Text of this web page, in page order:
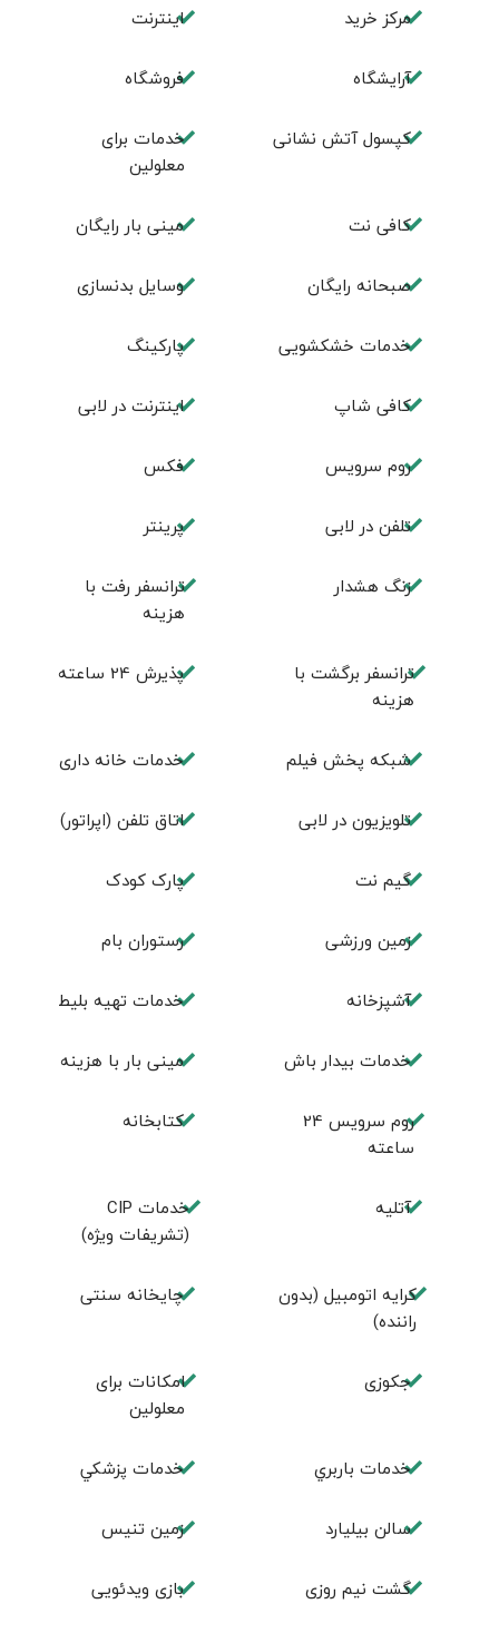
مرکز خرید اینترنت
آرایشگاه فروشگاه
کپسول آتش نشانی
خدمات برای
معلولین
کافی نت مینی بار رایگان
صبحانه رایگان وسایل بدنسازی
خدمات خشکشویی پاركينگ
كافی شاپ اينترنت در لابی
روم سرويس فكس
تلفن در لابی پرینتر
زنگ هشدار
ترانسفر رفت با
هزینه
ترانسفر برگشت با
هزینه
پذیرش 24 ساعته
شبکه پخش فیلم خدمات خانه داری
تلویزیون در لابی اتاق تلفن (اپراتور)
گیم نت پارک کودک
زمین ورزشی رستوران بام
آشپزخانه خدمات تهيه بليط
خدمات بیدار باش مینی بار با هزینه
روم سرويس 24
ساعته
كتابخانه
آتلیه
خدمات CIP
(تشریفات ویژه)
کرایه اتومبیل (بدون
راننده)
چايخانه سنتی
جكوزی
امكانات برای
معلولين
خدمات باربري خدمات پزشكي
سالن بيليارد زمين تنيس
گشت نیم روزی بازی ویدئویی